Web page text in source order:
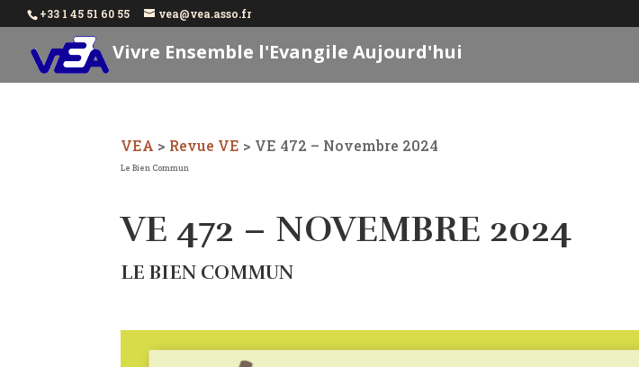
+33 1 45 51 60 55 vea@vea.asso.fr
Vivre Ensemble l'Evangile Aujourd'hui
VEA > Revue VE > VE 472 – Novembre 2024
Le Bien Commun
VE 472 – NOVEMBRE 2024
LE BIEN COMMUN